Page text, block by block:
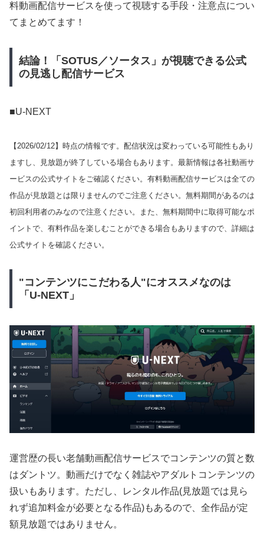
料動画配信サービスを使って視聴する手段・注意点につい
てまとめてます！
結論！「SOTUS／ソータス」が視聴できる公式
の見逃し配信サービス
■U-NEXT
【2026/02/12】時点の情報です。配信状況は変わっている可能性もあり
ますし、見放題が終了している場合もあります。最新情報は各社動画サ
ービスの公式サイトをご確認ください。有料動画配信サービスは全ての
作品が見放題とは限りませんのでご注意ください。無料期間があるのは
初回利用者のみなので注意ください。また、無料期間中に取得可能なポ
イントで、有料作品を楽しむことができる場合もありますので、詳細は
公式サイトを確認ください。
"コンテンツにこだわる人"にオススメなのは
「U-NEXT」
運営歴の長い老舗動画配信サービスでコンテンツの質と数
はダントツ。動画だけでなく雑誌やアダルトコンテンツの
扱いもあります。ただし、レンタル作品(見放題では見ら
れず追加料金が必要となる作品)もあるので、全作品が定
額見放題ではありません。